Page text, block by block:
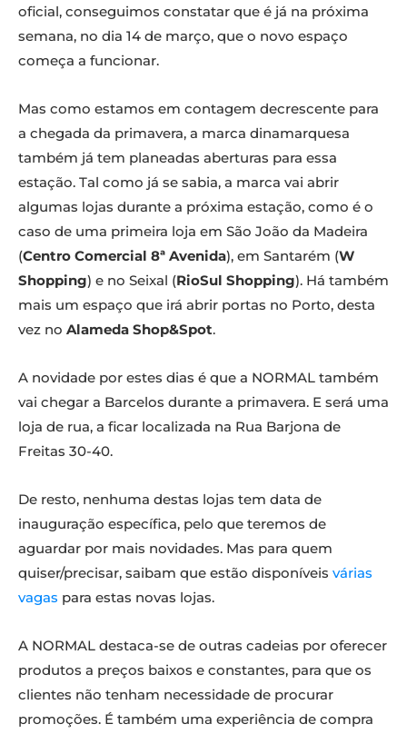
oficial, conseguimos constatar que é já na próxima
semana, no dia 14 de março, que o novo espaço
começa a funcionar.
Mas como estamos em contagem decrescente para
a chegada da primavera, a marca dinamarquesa
também já tem planeadas aberturas para essa
estação. Tal como já se sabia, a marca vai abrir
algumas lojas durante a próxima estação, como é o
caso de uma primeira loja em São João da Madeira
(Centro Comercial 8ª Avenida), em Santarém (W
Shopping) e no Seixal (RioSul Shopping). Há também
mais um espaço que irá abrir portas no Porto, desta
vez no Alameda Shop&Spot.
A novidade por estes dias é que a NORMAL também
vai chegar a Barcelos durante a primavera. E será uma
loja de rua, a ficar localizada na Rua Barjona de
Freitas 30-40.
De resto, nenhuma destas lojas tem data de
inauguração específica, pelo que teremos de
aguardar por mais novidades. Mas para quem
quiser/precisar, saibam que estão disponíveis várias
vagas para estas novas lojas.
A NORMAL destaca-se de outras cadeias por oferecer
produtos a preços baixos e constantes, para que os
clientes não tenham necessidade de procurar
promoções. É também uma experiência de compra